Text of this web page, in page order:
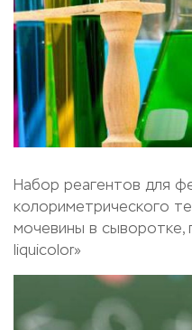
Набор реагентов для
колориметрического
мочевины в сыворотке,
liquicolor»